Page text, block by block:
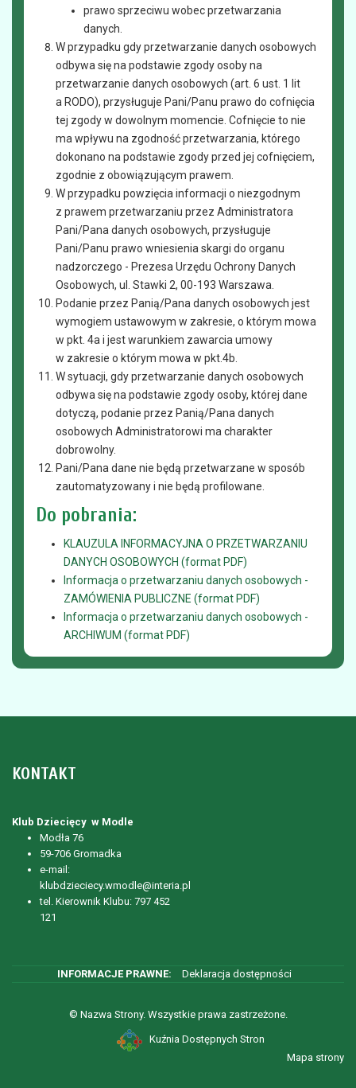
prawo sprzeciwu wobec przetwarzania
danych.
W przypadku gdy przetwarzanie danych osobowych
odbywa się na podstawie zgody osoby na
przetwarzanie danych osobowych (art. 6 ust. 1 lit
a RODO), przysługuje Pani/Panu prawo do cofnięcia
tej zgody w dowolnym momencie. Cofnięcie to nie
ma wpływu na zgodność przetwarzania, którego
dokonano na podstawie zgody przed jej cofnięciem,
zgodnie z obowiązującym prawem.
W przypadku powzięcia informacji o niezgodnym
z prawem przetwarzaniu przez Administratora
Pani/Pana danych osobowych, przysługuje
Pani/Panu prawo wniesienia skargi do organu
nadzorczego - Prezesa Urzędu Ochrony Danych
Osobowych, ul. Stawki 2, 00-193 Warszawa.
Podanie przez Panią/Pana danych osobowych jest
wymogiem ustawowym w zakresie, o którym mowa
w pkt. 4a i jest warunkiem zawarcia umowy
w zakresie o którym mowa w pkt.4b.
W sytuacji, gdy przetwarzanie danych osobowych
odbywa się na podstawie zgody osoby, której dane
dotyczą, podanie przez Panią/Pana danych
osobowych Administratorowi ma charakter
dobrowolny.
Pani/Pana dane nie będą przetwarzane w sposób
zautomatyzowany i nie będą profilowane.
Do pobrania:
KLAUZULA INFORMACYJNA O PRZETWARZANIU
DANYCH OSOBOWYCH (format PDF)
Informacja o przetwarzaniu danych osobowych -
ZAMÓWIENIA PUBLICZNE (format PDF)
Informacja o przetwarzaniu danych osobowych -
ARCHIWUM (format PDF)
KONTAKT
Klub Dziecięcy w Modle
Modła 76
59-706 Gromadka
e-mail:
klubdzieciecy.wmodle@interia.pl
tel. Kierownik Klubu: 797 452
121
Deklaracja dostępności
© Nazwa Strony. Wszystkie prawa zastrzeżone.
Kuźnia Dostępnych Stron
Mapa strony